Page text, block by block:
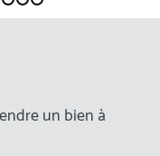
4 5 6 7 8 9 1011 12
un bien à